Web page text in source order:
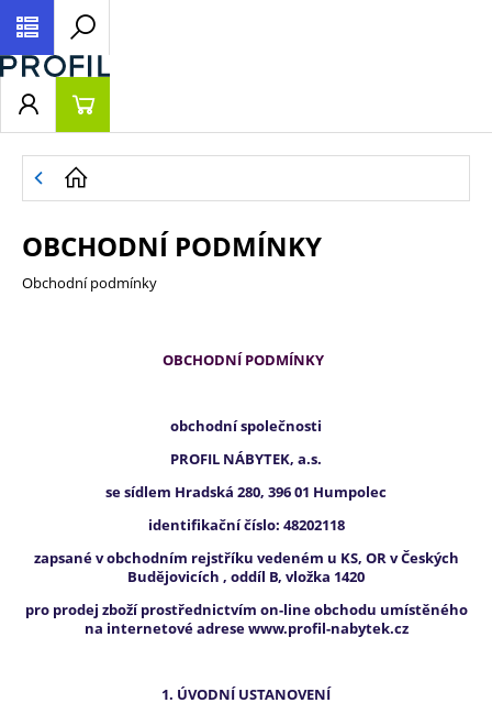
OBCHODNÍ PODMÍNKY
Obchodní podmínky
OBCHODNÍ PODMÍNKY
obchodní společnosti
PROFIL NÁBYTEK, a.s.
se sídlem Hradská 280, 396 01 Humpolec
identifikační číslo: 48202118
zapsané v obchodním rejstříku vedeném u KS, OR v Českých
Budějovicích , oddíl B, vložka 1420
pro prodej zboží prostřednictvím on-line obchodu umístěného
na internetové adrese www.profil-nabytek.cz
1. ÚVODNÍ USTANOVENÍ